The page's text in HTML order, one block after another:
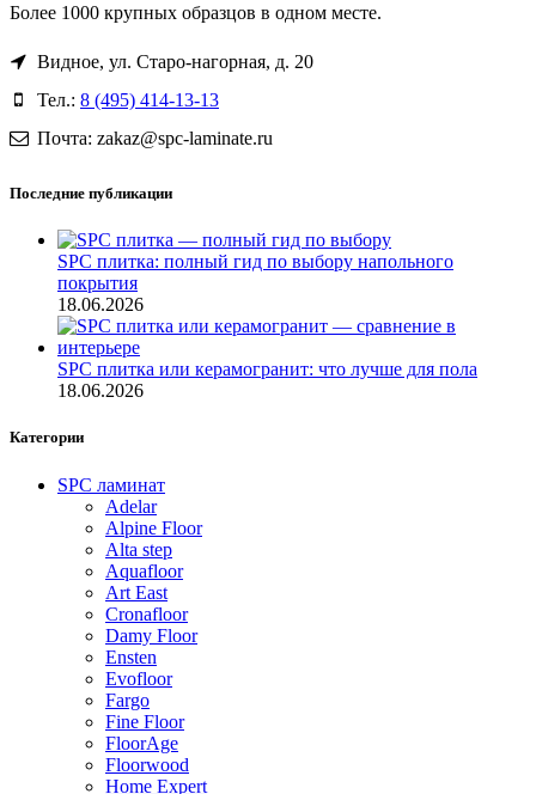
Более 1000 крупных образцов в одном месте.
Видное, ул. Старо-нагорная, д. 20
Тел.: 8 (495) 414-13-13
Почта: zakaz@spc-laminate.ru
Последние публикации
SPC плитка: полный гид по выбору напольного
покрытия
18.06.2026
SPC плитка или керамогранит: что лучше для пола
18.06.2026
Категории
SPC ламинат
Adelar
Alpine Floor
Alta step
Aquafloor
Art East
Cronafloor
Damy Floor
Ensten
Evofloor
Fargo
Fine Floor
FloorAge
Floorwood
Home Expert